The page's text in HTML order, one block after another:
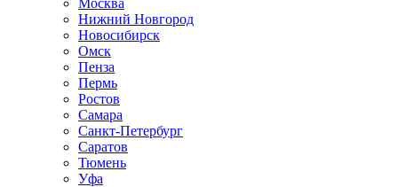
Москва
Нижний Новгород
Новосибирск
Омск
Пенза
Пермь
Ростов
Самара
Санкт-Петербург
Саратов
Тюмень
Уфа